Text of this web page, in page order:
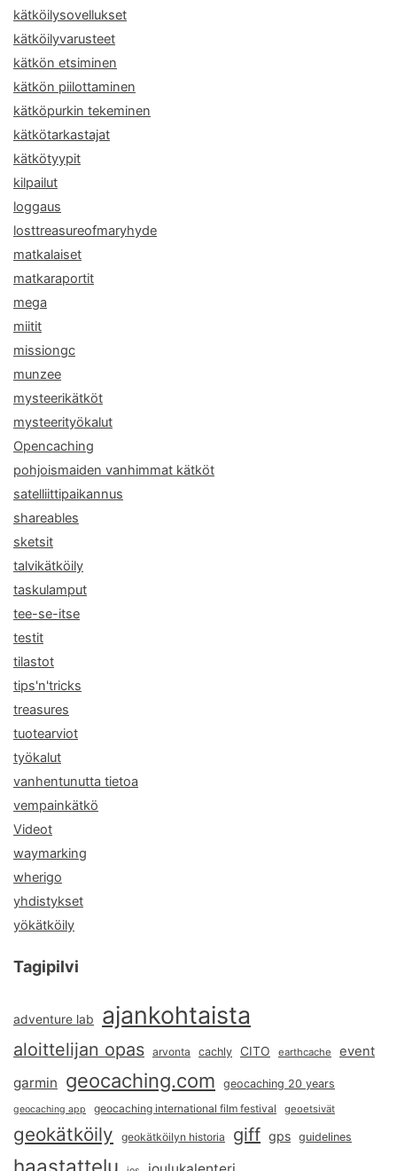
kätköilysovellukset
kätköilyvarusteet
kätkön etsiminen
kätkön piilottaminen
kätköpurkin tekeminen
kätkötarkastajat
kätkötyypit
kilpailut
loggaus
losttreasureofmaryhyde
matkalaiset
matkaraportit
mega
miitit
missiongc
munzee
mysteerikätköt
mysteerityökalut
Opencaching
pohjoismaiden vanhimmat kätköt
satelliittipaikannus
shareables
sketsit
talvikätköily
taskulamput
tee-se-itse
testit
tilastot
tips'n'tricks
treasures
tuotearviot
työkalut
vanhentunutta tietoa
vempainkätkö
Videot
waymarking
wherigo
yhdistykset
yökätköily
Tagipilvi
adventure lab ajankohtaista
aloittelijan opas arvonta cachly CITO earthcache event
garmin geocaching.com geocaching 20 years
geocaching app geocaching international film festival geoetsivät
geokätköily geokätköilyn historia giff gps guidelines
haastattelu